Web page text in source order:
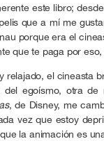
este libro;
que a mí me
porque era el
que te paga por
relajado, el cineasta
del egoísmo, otra
, de Disney, me
vez que estoy
la animación es